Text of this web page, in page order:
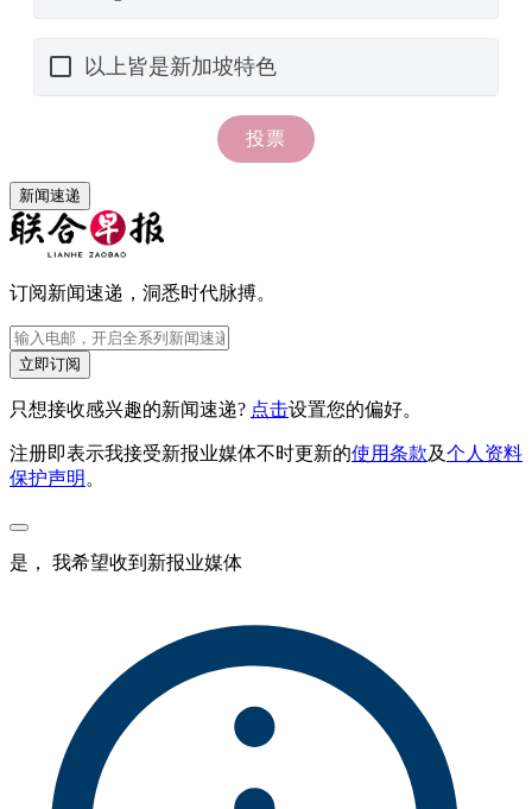
新闻速递
订阅新闻速递，洞悉时代脉搏。
立即订阅
只想接收感兴趣的新闻速递? 点击设置您的偏好。
注册即表示我接受新报业媒体不时更新的使用条款及个人资料
保护声明 。
是， 我希望收到新报业媒体